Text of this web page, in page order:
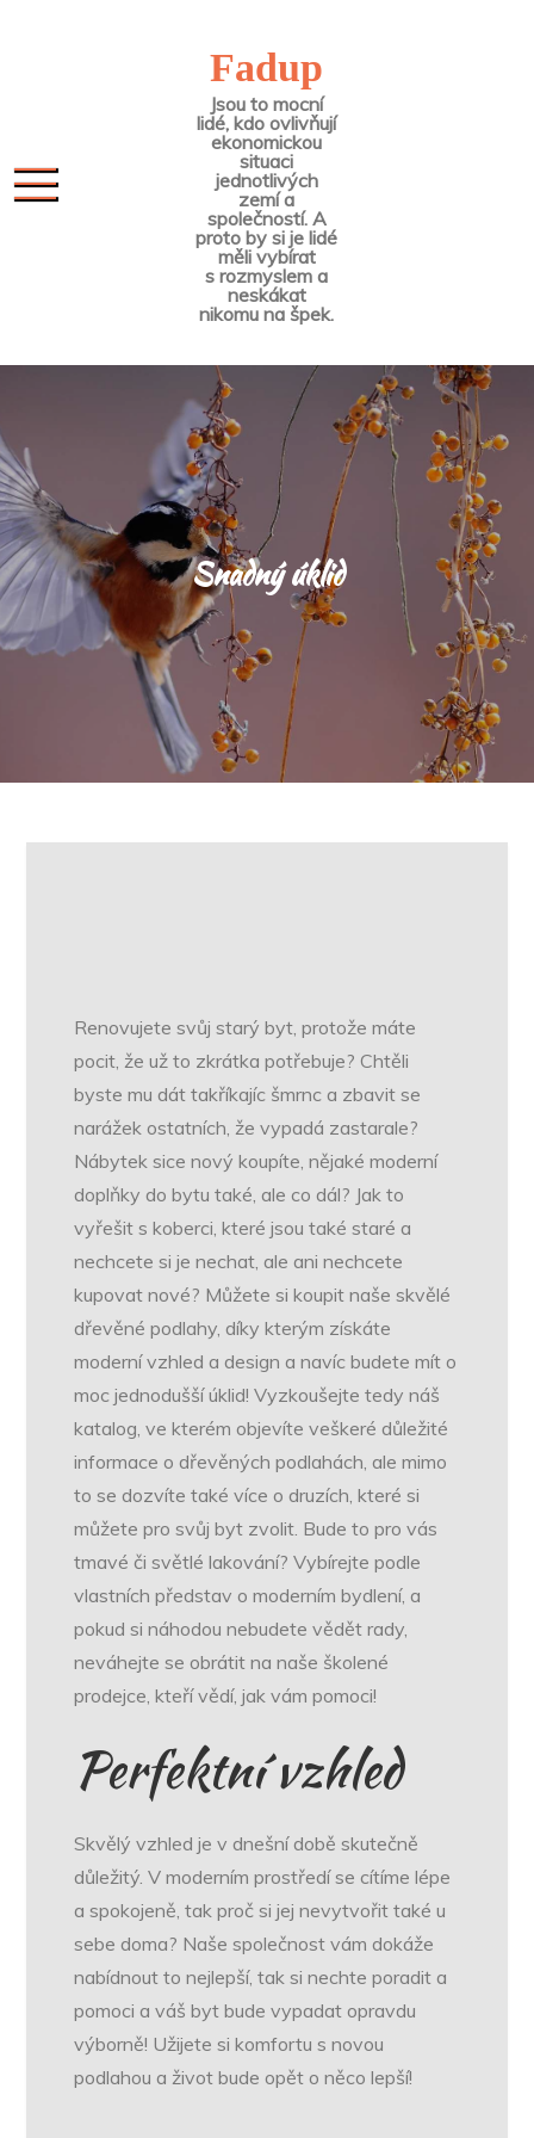
Fadup
Jsou to mocní
lidé, kdo ovlivňují
ekonomickou
situaci
jednotlivých
zemí a
společností. A
proto by si je lidé
měli vybírat
s rozmyslem a
neskákat
nikomu na špek.
Snadný úklid
Renovujete svůj starý byt, protože máte
pocit, že už to zkrátka potřebuje? Chtěli
byste mu dát takříkajíc šmrnc a zbavit se
narážek ostatních, že vypadá zastarale?
Nábytek sice nový koupíte, nějaké moderní
doplňky do bytu také, ale co dál? Jak to
vyřešit s koberci, které jsou také staré a
nechcete si je nechat, ale ani nechcete
kupovat nové? Můžete si koupit naše skvělé
dřevěné podlahy, díky kterým získáte
moderní vzhled a design a navíc budete mít o
moc jednodušší úklid! Vyzkoušejte tedy náš
katalog, ve kterém objevíte veškeré důležité
informace o dřevěných podlahách, ale mimo
to se dozvíte také více o druzích, které si
můžete pro svůj byt zvolit. Bude to pro vás
tmavé či světlé lakování? Vybírejte podle
vlastních představ o moderním bydlení, a
pokud si náhodou nebudete vědět rady,
neváhejte se obrátit na naše školené
prodejce, kteří vědí, jak vám pomoci!
Perfektní vzhled
Skvělý vzhled je v dnešní době skutečně
důležitý. V moderním prostředí se cítíme lépe
a spokojeně, tak proč si jej nevytvořit také u
sebe doma? Naše společnost vám dokáže
nabídnout to nejlepší, tak si nechte poradit a
pomoci a váš byt bude vypadat opravdu
výborně! Užijete si komfortu s novou
podlahou a život bude opět o něco lepší!